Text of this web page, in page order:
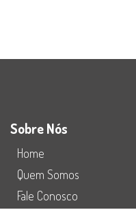
Sobre Nós
Home
Quem Somos
Fale Conosco